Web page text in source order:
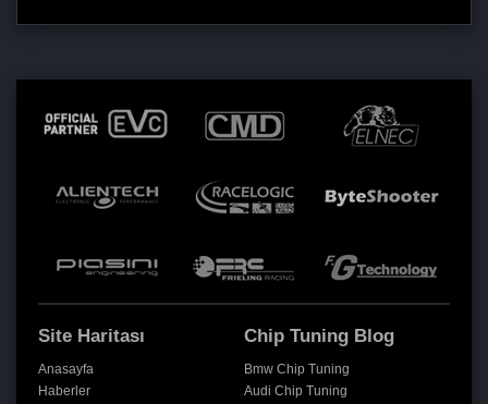
Site Haritası
Anasayfa
Haberler
Chip Tuning Blog
Bmw Chip Tuning
Audi Chip Tuning